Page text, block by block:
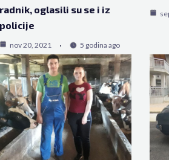
radnik, oglasili su se i iz
policije
nov 20, 2021 5 godina ago